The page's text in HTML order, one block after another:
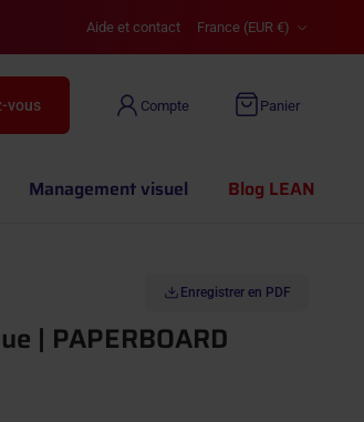
Aide et contact France (EUR €)
vous Compte Panier
Management visuel Blog LEAN
Enregistrer en PDF
| PAPERBOARD